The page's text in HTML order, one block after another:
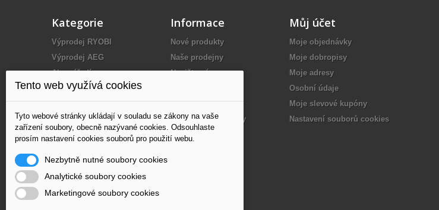
Kategorie
Výprodej RYOBI
Výprodej AEG
Aku nářadí
Elektrické nářadí
Benzínové nářadí
Kompresory
Měřící technika
Nástroje
Příslušenství
Elektrocentrály
Informace
Nové produkty
Naše prodejny
Napište nám
Dodání
Obchodní podmínky
Partneři
Můj účet
Moje objednávky
Moje dobropisy
Moje adresy
Osobní údaje
Moje slevové kupóny
Nastavení souborů cookies
Tento web využívá cookies
Tyto webové stránky ukládají v souladu se zákony na vaše
zařízení soubory, obecně nazývané cookies. Odsouhlaste
prosím nastavení cookies souborů pro použití webu.
Nezbytně nutné soubory cookies
Analytické soubory cookies
Marketingové soubory cookies